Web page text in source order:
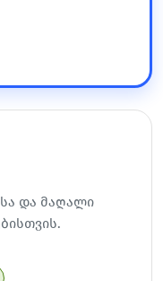
და მაღალი